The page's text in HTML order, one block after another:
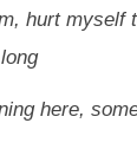
hurt myself
here,